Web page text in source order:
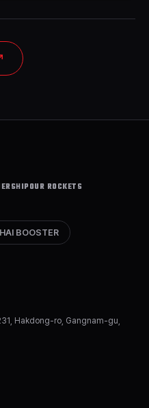
OUR ROCKETS
HAI BOOSTER
Hakdong-ro, Gangnam-gu,